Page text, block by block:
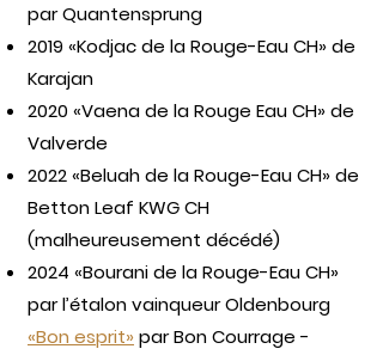
par Quantensprung
2019 «Kodjac de la Rouge-Eau CH» de
Karajan
2020 «Vaena de la Rouge Eau CH» de
Valverde
2022 «Beluah de la Rouge-Eau CH» de
Betton Leaf KWG CH
(malheureusement décédé)
2024 «Bourani de la Rouge-Eau CH»
par l’étalon vainqueur Oldenbourg
«Bon esprit»par Bon Courrage -